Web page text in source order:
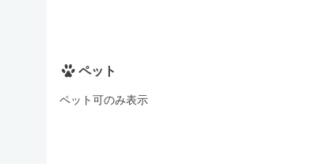
ペット
ペット可のみ表示